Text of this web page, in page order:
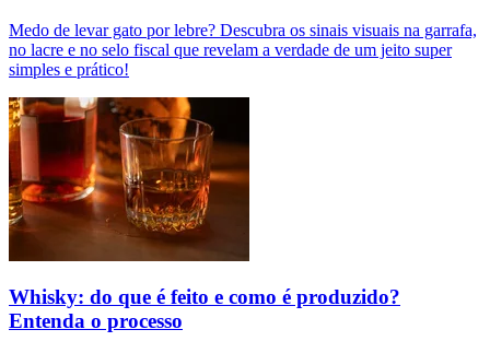
Medo de levar gato por lebre? Descubra os sinais visuais na garrafa,
no lacre e no selo fiscal que revelam a verdade de um jeito super
simples e prático!
Whisky: do que é feito e como é produzido?
Entenda o processo